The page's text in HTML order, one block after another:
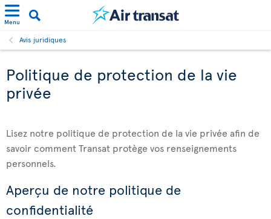
Menu
Avis juridiques
Politique de protection de la vie
privée
Lisez notre politique de protection de la vie privée afin de
savoir comment Transat protège vos renseignements
personnels.
Aperçu de notre politique de
confidentialité